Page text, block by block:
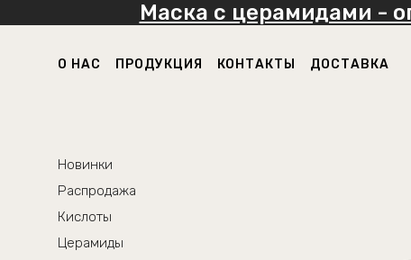
Маска с церамидами -
О НАС ПРОДУКЦИЯ КОНТАКТЫ ДОСТАВКА
Новинки
Распродажа
Кислоты
Церамиды